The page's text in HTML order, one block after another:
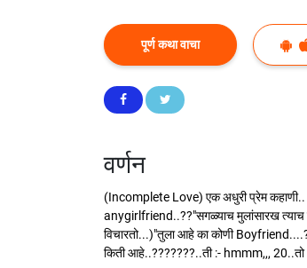
पूर्ण कथा वाचा
वर्णन
(Incomplete Love) एक अधुरी प्रेम कहाणी..
anygirlfriend..??"सगळ्याच मुलांसारख
विचारतो...)"तुला आहे का कोणी
किती आहे..???????..ती :- hmmm,,, 20..तो